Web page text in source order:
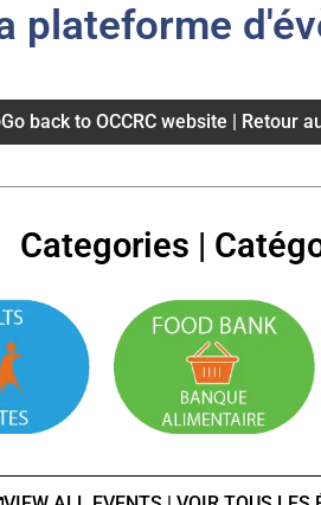
plateforme
Go back to OCCRC website | Retour
Categories |